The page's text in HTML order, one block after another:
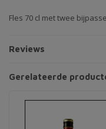
Fles 70 cl met twee
Reviews
Gerelateerde